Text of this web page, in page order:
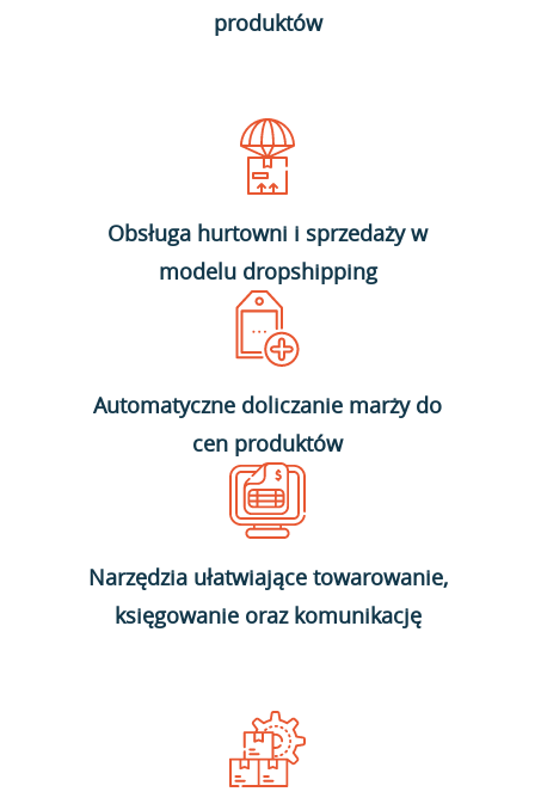
produktów
Obsługa hurtowni i sprzedaży w
modelu dropshipping
Automatyczne doliczanie marży do
cen produktów
Narzędzia ułatwiające towarowanie,
księgowanie oraz komunikację